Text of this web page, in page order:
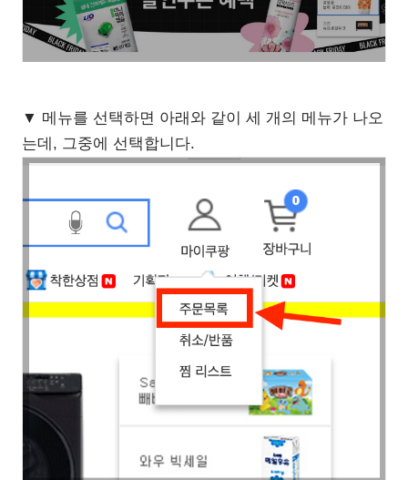
▼ 메뉴를 선택하면 아래와 같이 세 개의 메뉴가 나오
는데, 그중에 선택합니다.